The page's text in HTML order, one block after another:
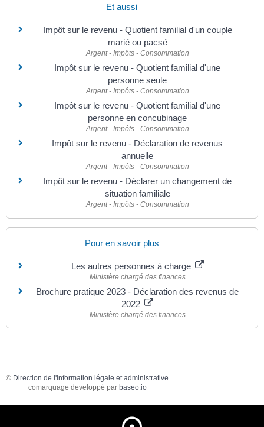
Et aussi
Impôt sur le revenu - Quotient familial d'un couple
marié ou pacsé
Argent - Impôts - Consommation
Impôt sur le revenu - Quotient familial d'une
personne seule
Argent - Impôts - Consommation
Impôt sur le revenu - Quotient familial d'une
personne en concubinage
Argent - Impôts - Consommation
Impôt sur le revenu - Déclaration de revenus
annuelle
Argent - Impôts - Consommation
Impôt sur le revenu - Déclarer un changement de
situation familiale
Argent - Impôts - Consommation
Pour en savoir plus
Les autres personnes à charge
Ministère chargé des finances
Brochure pratique 2023 - Déclaration des revenus de
2022
Ministère chargé des finances
© Direction de l'information légale et administrative
comarquage developpé par baseo.io